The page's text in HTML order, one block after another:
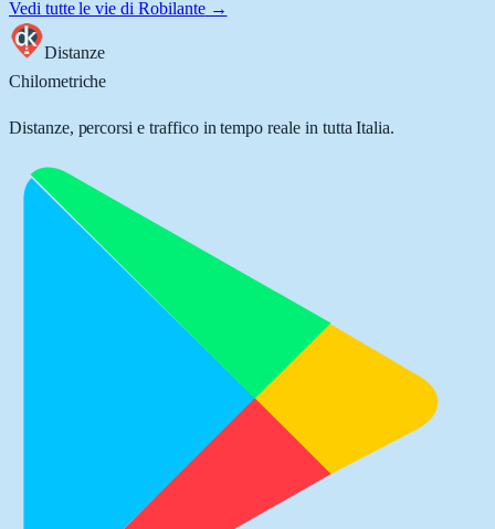
Vedi tutte le vie di Robilante→
Distanze
Chilometriche
Distanze, percorsi e traffico in tempo reale in tutta Italia.